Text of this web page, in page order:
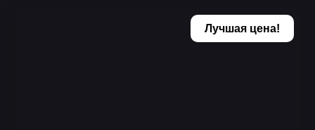
Лучшая цена!